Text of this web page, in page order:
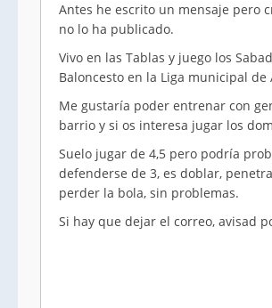
Antes he escrito un mensaje pero
no lo ha publicado.
Vivo en las Tablas y juego los
Baloncesto en la Liga municipal de
Me gustaría poder entrenar con
barrio y si os interesa jugar los
Suelo jugar de 4,5 pero podría
defenderse de 3, es doblar,
perder la bola, sin problemas.
Si hay que dejar el correo, avisad